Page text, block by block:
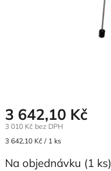
3 642,10 Kč
3 010 Kč bez DPH
Měrná
3 642,10 Kč / 1 ks
Na objednávku (1 ks)